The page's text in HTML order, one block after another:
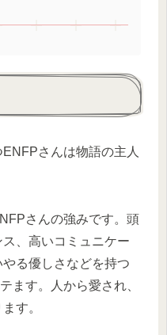
さんは物語の主人
さんの強みです。頭
、高いコミュニケー
る優しさなどを持つ
ます。人から愛され、
す。